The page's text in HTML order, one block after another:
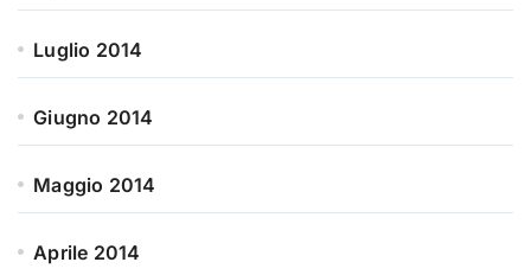
Luglio 2014
Giugno 2014
Maggio 2014
Aprile 2014